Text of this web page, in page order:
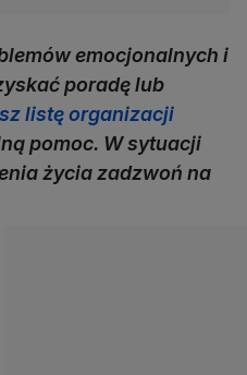
emocjonalnych i
poradę lub
listę organizacji
pomoc. W sytuacji
życia zadzwoń na